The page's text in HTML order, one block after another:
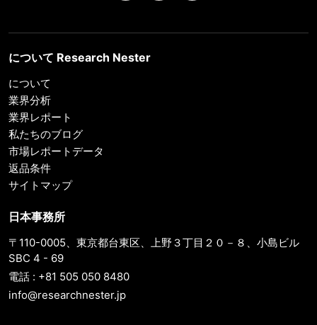
について Research Nester
について
業界分析
業界レポート
私たちのブログ
市場レポートデータ
返品条件
サイトマップ
日本事務所
〒110-0005、東京都台東区、上野３丁目２０－８、小島ビル
SBC 4 - 69
電話 : +81 505 050 8480
info@researchnester.jp